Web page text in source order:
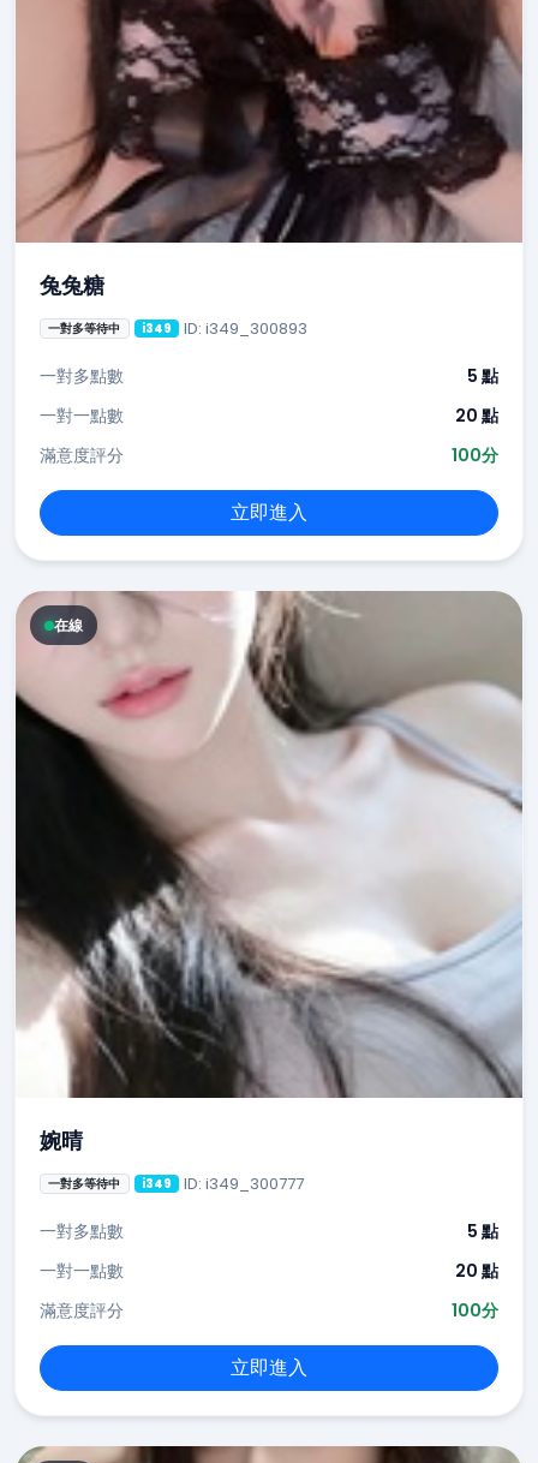
兔兔糖
一對多等待中 i349 ID: i349_300893
一對多點數
5 點
一對一點數
20 點
滿意度評分
100分
立即進入
在線
婉晴
一對多等待中 i349 ID: i349_300777
一對多點數
5 點
一對一點數
20 點
滿意度評分
100分
立即進入